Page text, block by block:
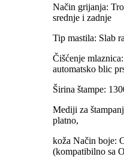
Način grijanja:
srednje i zadnje
Tip mastila: Slab
Čišćenje
automatsko blic
Širina štampe:
Mediji za
platno,
koža Način
(kompatibilno sa